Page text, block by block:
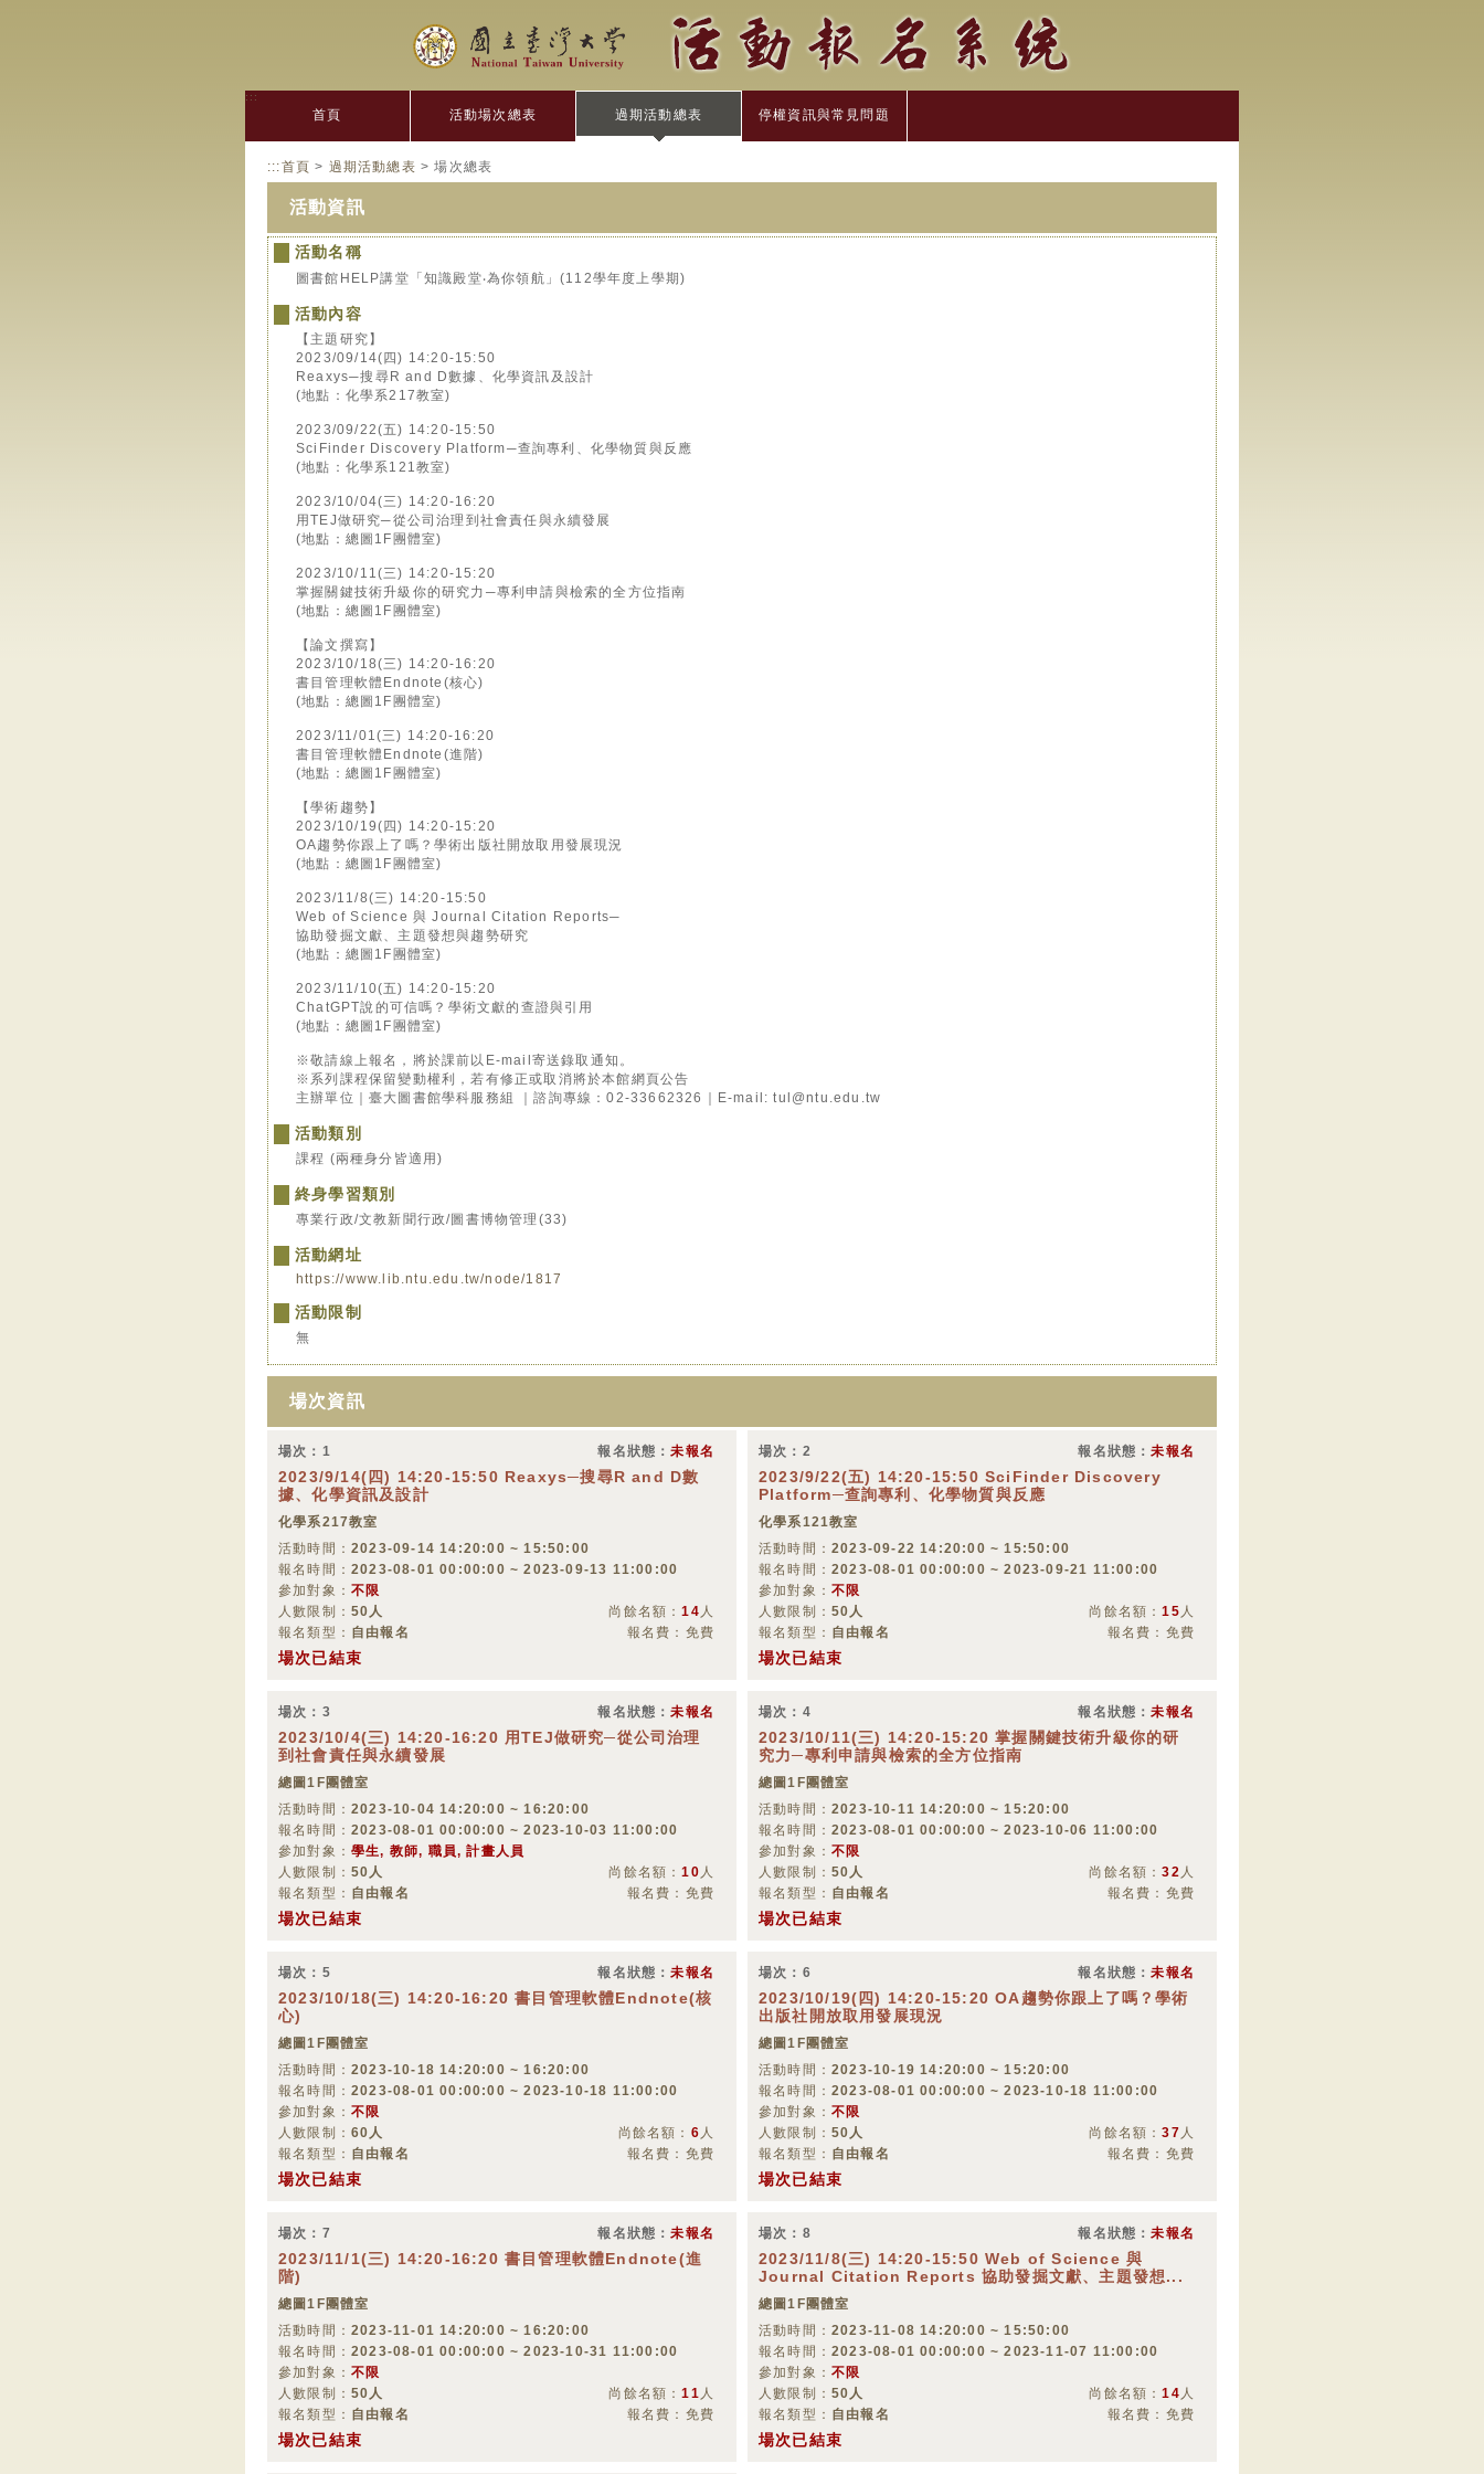
:::
首頁 活動場次總表 過期活動總表 停權資訊與常見問題
:::首頁 > 過期活動總表 > 場次總表
活動資訊
活動名稱
圖書館HELP講堂「知識殿堂‧為你領航」(112學年度上學期)
活動內容
【主題研究】
2023/09/14(四) 14:20-15:50
Reaxys─搜尋R and D數據、化學資訊及設計
(地點：化學系217教室)
2023/09/22(五) 14:20-15:50
SciFinder Discovery Platform─查詢專利、化學物質與反應
(地點：化學系121教室)
2023/10/04(三) 14:20-16:20
用TEJ做研究─從公司治理到社會責任與永續發展
(地點：總圖1F團體室)
2023/10/11(三) 14:20-15:20
掌握關鍵技術升級你的研究力─專利申請與檢索的全方位指南
(地點：總圖1F團體室)
【論文撰寫】
2023/10/18(三) 14:20-16:20
書目管理軟體Endnote(核心)
(地點：總圖1F團體室)
2023/11/01(三) 14:20-16:20
書目管理軟體Endnote(進階)
(地點：總圖1F團體室)
【學術趨勢】
2023/10/19(四) 14:20-15:20
OA趨勢你跟上了嗎？學術出版社開放取用發展現況
(地點：總圖1F團體室)
2023/11/8(三) 14:20-15:50
Web of Science 與 Journal Citation Reports─
協助發掘文獻、主題發想與趨勢研究
(地點：總圖1F團體室)
2023/11/10(五) 14:20-15:20
ChatGPT說的可信嗎？學術文獻的查證與引用
(地點：總圖1F團體室)
※敬請線上報名，將於課前以E-mail寄送錄取通知。
※系列課程保留變動權利，若有修正或取消將於本館網頁公告
主辦單位｜臺大圖書館學科服務組 ｜諮詢專線：02-33662326｜E-mail: tul@ntu.edu.tw
活動類別
課程 (兩種身分皆適用)
終身學習類別
專業行政/文教新聞行政/圖書博物管理(33)
活動網址
https://www.lib.ntu.edu.tw/node/1817
活動限制
無
場次資訊
場次：1 報名狀態：未報名
2023/9/14(四) 14:20-15:50 Reaxys─搜尋R and D數
據、化學資訊及設計
化學系217教室
活動時間： 2023-09-14 14:20:00 ~ 15:50:00
報名時間： 2023-08-01 00:00:00 ~ 2023-09-13 11:00:00
參加對象： 不限
人數限制： 50人 尚餘名額：14 人
報名類型： 自由報名 報名費：免費
場次已結束
場次：2 報名狀態：未報名
2023/9/22(五) 14:20-15:50 SciFinder Discovery
Platform─查詢專利、化學物質與反應
化學系121教室
活動時間： 2023-09-22 14:20:00 ~ 15:50:00
報名時間： 2023-08-01 00:00:00 ~ 2023-09-21 11:00:00
參加對象： 不限
人數限制： 50人 尚餘名額：15 人
報名類型： 自由報名 報名費：免費
場次已結束
場次：3 報名狀態：未報名
2023/10/4(三) 14:20-16:20 用TEJ做研究─從公司治理
到社會責任與永續發展
總圖1F團體室
活動時間： 2023-10-04 14:20:00 ~ 16:20:00
報名時間： 2023-08-01 00:00:00 ~ 2023-10-03 11:00:00
參加對象： 學生, 教師, 職員, 計畫人員
人數限制： 50人 尚餘名額：10 人
報名類型： 自由報名 報名費：免費
場次已結束
場次：4 報名狀態：未報名
2023/10/11(三) 14:20-15:20 掌握關鍵技術升級你的研
究力─專利申請與檢索的全方位指南
總圖1F團體室
活動時間： 2023-10-11 14:20:00 ~ 15:20:00
報名時間： 2023-08-01 00:00:00 ~ 2023-10-06 11:00:00
參加對象： 不限
人數限制： 50人 尚餘名額：32 人
報名類型： 自由報名 報名費：免費
場次已結束
場次：5 報名狀態：未報名
2023/10/18(三) 14:20-16:20 書目管理軟體Endnote(核
心)
總圖1F團體室
活動時間： 2023-10-18 14:20:00 ~ 16:20:00
報名時間： 2023-08-01 00:00:00 ~ 2023-10-18 11:00:00
參加對象： 不限
人數限制： 60人 尚餘名額： 6 人
報名類型： 自由報名 報名費：免費
場次已結束
場次：6 報名狀態：未報名
2023/10/19(四) 14:20-15:20 OA趨勢你跟上了嗎？學術
出版社開放取用發展現況
總圖1F團體室
活動時間： 2023-10-19 14:20:00 ~ 15:20:00
報名時間： 2023-08-01 00:00:00 ~ 2023-10-18 11:00:00
參加對象： 不限
人數限制： 50人 尚餘名額：37 人
報名類型： 自由報名 報名費：免費
場次已結束
場次：7 報名狀態：未報名
2023/11/1(三) 14:20-16:20 書目管理軟體Endnote(進
階)
總圖1F團體室
活動時間： 2023-11-01 14:20:00 ~ 16:20:00
報名時間： 2023-08-01 00:00:00 ~ 2023-10-31 11:00:00
參加對象： 不限
人數限制： 50人 尚餘名額：11 人
報名類型： 自由報名 報名費：免費
場次已結束
場次：8 報名狀態：未報名
2023/11/8(三) 14:20-15:50 Web of Science 與
Journal Citation Reports 協助發掘文獻、主題發想...
總圖1F團體室
活動時間： 2023-11-08 14:20:00 ~ 15:50:00
報名時間： 2023-08-01 00:00:00 ~ 2023-11-07 11:00:00
參加對象： 不限
人數限制： 50人 尚餘名額：14 人
報名類型： 自由報名 報名費：免費
場次已結束